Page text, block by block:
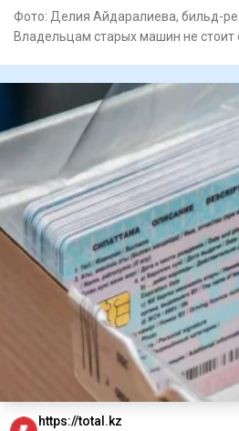
Фото: Делия Айдаралиева, бильд-
Владельцам старых машин не стоит
https://total.kz